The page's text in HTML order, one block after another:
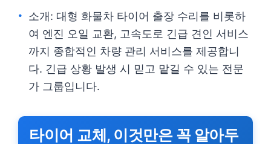
소개: 대형 화물차 타이어 출장 수리를 비롯하
여 엔진 오일 교환, 고속도로 긴급 견인 서비스
까지 종합적인 차량 관리 서비스를 제공합니
다. 긴급 상황 발생 시 믿고 맡길 수 있는 전문
가 그룹입니다.
타이어 교체, 이것만은 꼭 알아두